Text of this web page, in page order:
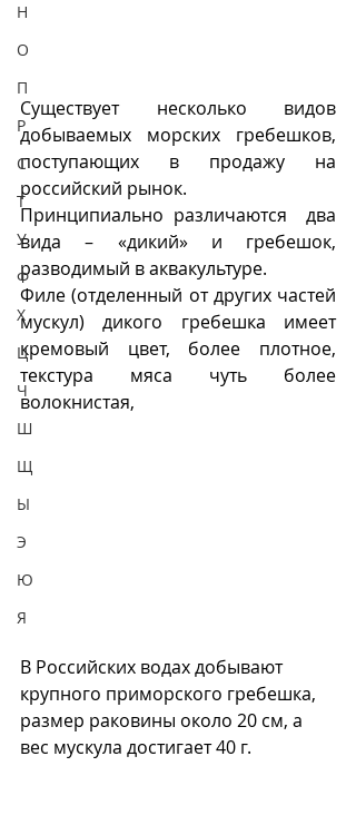
Н
О
П
Р
С
Т
У
Ф
Х
Ц
Ч
Ш
Щ
Ы
Э
Ю
Я
Существует несколько видов
добываемых морских гребешков,
поступающих в продажу на
российский рынок.
Принципиально различаются  два
вида – «дикий» и гребешок,
разводимый в аквакультуре.
Филе (отделенный от других частей
мускул) дикого гребешка имеет
кремовый цвет, более плотное,
текстура мяса чуть более
волокнистая,
В Российских водах добывают
крупного приморского гребешка,
размер раковины около 20 см, а
вес мускула достигает 40 г.